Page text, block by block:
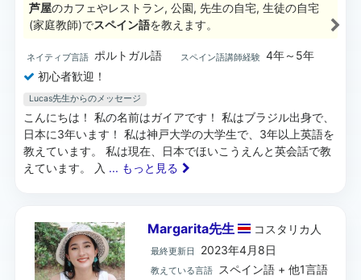
芦屋のカフェやレストラン, 公園, 先生の自宅, 生徒の自宅
(家庭教師)でスペイン語を教えます。
ネイティブ言語 ポルトガル語 スペイン語講師経験 4年～5年
初心者歓迎！
Lucas先生からのメッセージ
こんにちは！ 私の名前はガイアです！ 私はブラジル出身で、
日本に3年います！ 私は神戸大学の大学生で、3年以上英語を
教えています。 私は現在、日本でほいこうえんと英会話で教
えています。 入 ... もっと見る
Margarita先生 コスタリカ 人
最終更新日 2023年4月8日
教えている言語 スペイン語 + 他1言語